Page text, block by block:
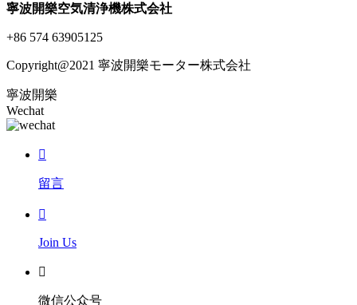
寧波開樂空気清浄機株式会社
+86 574 63905125
Copyright@2021 寧波開樂モーター株式会社
寧波開樂
Wechat

留言

Join Us

微信公众号